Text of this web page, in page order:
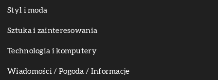
Styl i moda
Sztuka i zainteresowania
Technologia i komputery
Wiadomości / Pogoda / Informacje